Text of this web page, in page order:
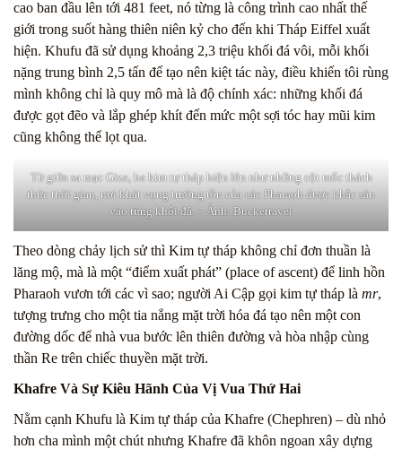
cao ban đầu lên tới 481 feet, nó từng là công trình cao nhất thế
giới trong suốt hàng thiên niên kỷ cho đến khi Tháp Eiffel xuất
hiện. Khufu đã sử dụng khoảng 2,3 triệu khối đá vôi, mỗi khối
nặng trung bình 2,5 tấn để tạo nên kiệt tác này, điều khiến tôi rùng
mình không chỉ là quy mô mà là độ chính xác: những khối đá
được gọt đẽo và lắp ghép khít đến mức một sợi tóc hay mũi kim
cũng không thể lọt qua.
Từ giữa sa mạc Giza, ba kim tự tháp hiện lên như những cột mốc thách
thức thời gian, nơi khát vọng trường tồn của các Pharaoh được khắc sâu
vào từng khối đá. – Ảnh: Bucketravel
Theo dòng chảy lịch sử thì Kim tự tháp không chỉ đơn thuần là
lăng mộ, mà là một “điểm xuất phát” (place of ascent) để linh hồn
Pharaoh vươn tới các vì sao; người Ai Cập gọi kim tự tháp là mr,
tượng trưng cho một tia nắng mặt trời hóa đá tạo nên một con
đường dốc để nhà vua bước lên thiên đường và hòa nhập cùng
thần Re trên chiếc thuyền mặt trời.
Khafre Và Sự Kiêu Hãnh Của Vị Vua Thứ Hai
Nằm cạnh Khufu là Kim tự tháp của Khafre (Chephren) – dù nhỏ
hơn cha mình một chút nhưng Khafre đã khôn ngoan xây dựng